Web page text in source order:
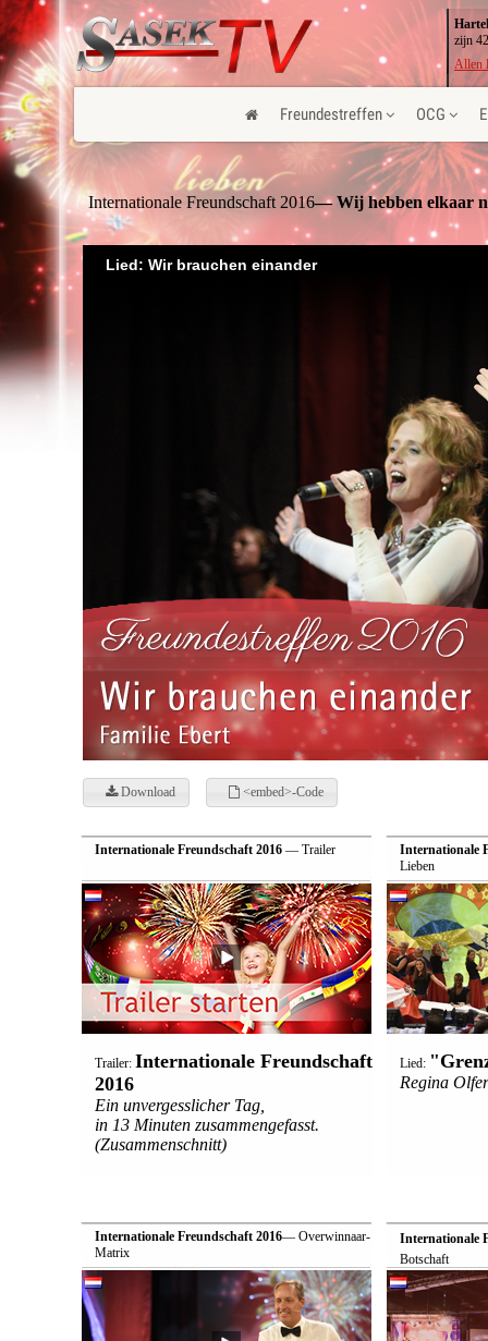
Freundestreffen OCG
zijn
Allen
Internationale Freundschaft 2016— Wij hebben elkaar
Lied: Wir brauchen einander
Download <embed>-Code
Internationale Freundschaft 2016— Trailer
Trailer: Internationale Freundschaft
2016
Ein unvergesslicher Tag,
in 13 Minuten zusammengefasst.
(Zusammenschnitt)
Internationale
Lieben
Lied:
Regina
Internationale Freundschaft 2016— Overwinnaar-
Matrix
Internationale
Botschaft